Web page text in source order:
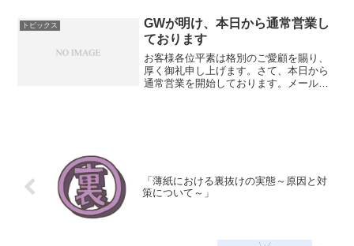
トピックス
GWが明け、本日から通常営業し
ております
お客様各位平素は格別のご愛顧を賜り、
厚く御礼申し上げます。さて、本日から
通常営業を開始しております。メールフ
「薄紙における裏抜けの実態～原因と対
策について～」